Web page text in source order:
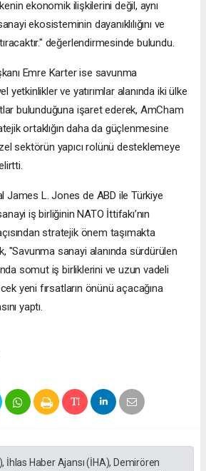
ekonomik ilişkilerini değil, aynı
ekosisteminin dayanıklılığını ve
değerlendirmesinde bulundu.
Emre Karter ise savunma
yetkinlikler ve yatırımlar alanında iki ülke
bulunduğuna işaret ederek, AmCham
ortaklığın daha da güçlenmesine
sektörün yapıcı rolünü desteklemeye
James L. Jones de ABD ile Türkiye
iş birliğinin NATO İttifakı’nın
stratejik önem taşımakta
"Savunma sanayi alanında sürdürülen
somut iş birliklerini ve uzun vadeli
yeni fırsatların önünü açacağına
yaptı.
İhlas Haber Ajansı (İHA), Demirören